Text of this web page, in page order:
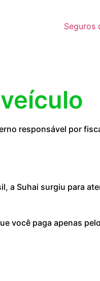
Seguros
responsável por
a Suhai surgiu para
você paga apenas